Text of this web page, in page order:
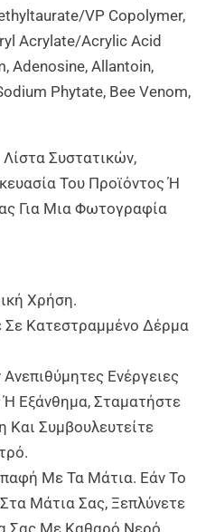
VP Copolymer,
Acrylate/Acrylic Acid
Adenosine, Allantoin,
Phytate, Bee Venom,
Συστατικών,
Του Προϊόντος Ή
Για Μια Φωτογραφία
Χρήση.
Κατεστραμμένο Δέρμα
Ενέργειες
Εξάνθημα, Σταματήστε
Συμβουλευτείτε
Με Τα Μάτια. Εάν Το
Μάτια Σας, Ξεπλύνετε
Σας Με Καθαρό Νερό.